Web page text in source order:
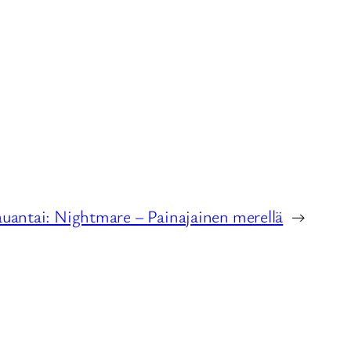
Nightmare – Painajainen merellä →